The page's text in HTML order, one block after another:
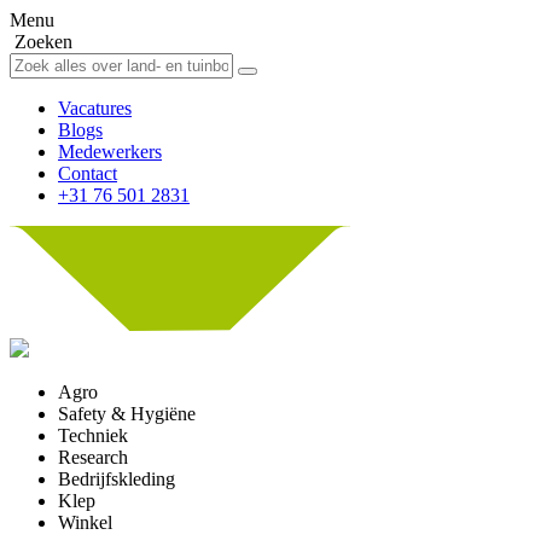
Menu
Zoeken
Vacatures
Blogs
Medewerkers
Contact
+31 76 501 2831
Agro
Safety & Hygiëne
Techniek
Research
Bedrijfskleding
Klep
Winkel